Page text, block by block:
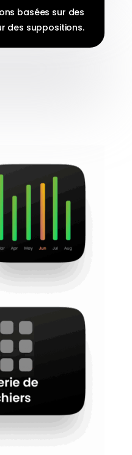
basées sur des
des suppositions.